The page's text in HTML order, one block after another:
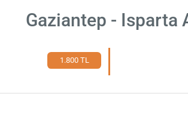
Gaziantep - Isparta
1.800 TL